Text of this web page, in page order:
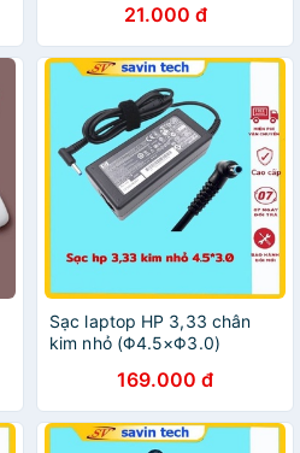
Cao Cấp Bảo Hành 1 Năm
21.000 đ
Sạc laptop HP 3,33 chân
kim nhỏ (Φ4.5×Φ3.0)
65w zin cao cấp bảo hành
12 tháng
169.000 đ